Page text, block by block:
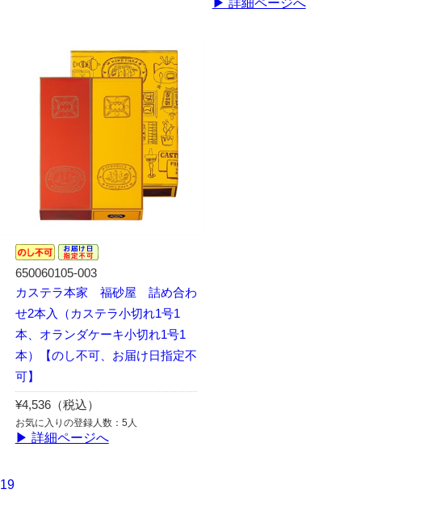
650060105-003
カステラ本家 福砂屋 詰め合わ
せ2本入（カステラ小切れ1号1
本、オランダケーキ小切れ1号1
本）【のし不可、お届け日指定不
可】
¥4,536（税込）
お気に入りの登録人数：5人
▶ 詳細ページへ
19